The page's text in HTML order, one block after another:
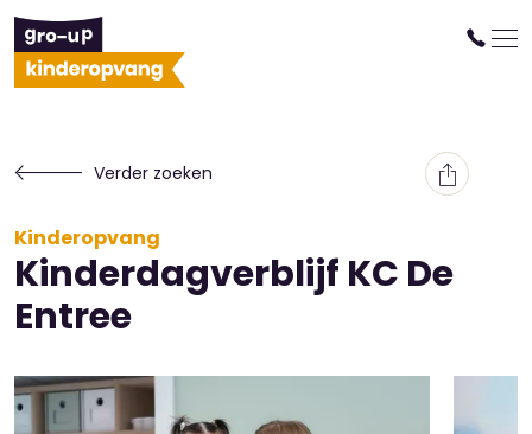
Verder zoeken
Kinderopvang
Kinderdagverblijf KC De
Entree